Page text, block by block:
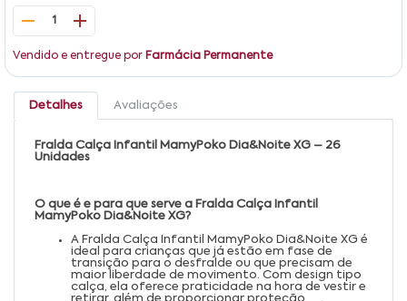
1
Vendido e entregue por Farmácia Permanente
Detalhes Avaliações
Fralda Calça Infantil MamyPoko Dia&Noite XG – 26
Unidades
O que é e para que serve a Fralda Calça Infantil
MamyPoko Dia&Noite XG?
A Fralda Calça Infantil MamyPoko Dia&Noite XG é
ideal para crianças que já estão em fase de
transição para o desfralde ou que precisam de
maior liberdade de movimento. Com design tipo
calça, ela oferece praticidade na hora de vestir e
retirar, além de proporcionar proteção